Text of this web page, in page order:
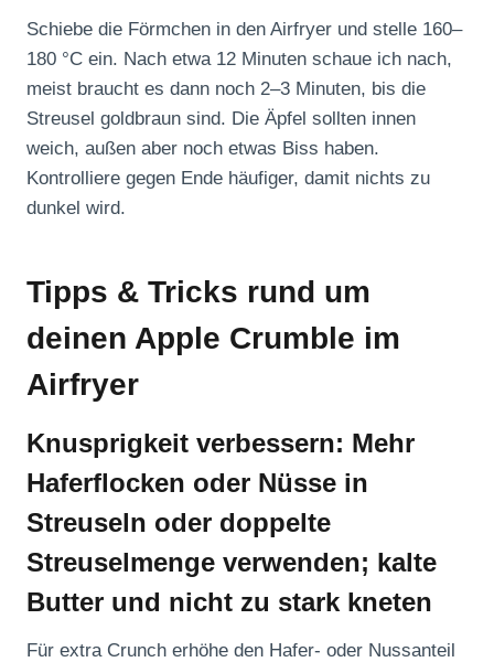
Schiebe die Förmchen in den Airfryer und stelle 160–
180 °C ein. Nach etwa 12 Minuten schaue ich nach,
meist braucht es dann noch 2–3 Minuten, bis die
Streusel goldbraun sind. Die Äpfel sollten innen
weich, außen aber noch etwas Biss haben.
Kontrolliere gegen Ende häufiger, damit nichts zu
dunkel wird.
Tipps & Tricks rund um
deinen Apple Crumble im
Airfryer
Knusprigkeit verbessern: Mehr
Haferflocken oder Nüsse in
Streuseln oder doppelte
Streuselmenge verwenden; kalte
Butter und nicht zu stark kneten
Für extra Crunch erhöhe den Hafer- oder Nussanteil